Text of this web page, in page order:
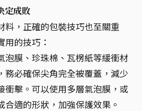
定成敗
料，正確的包裝技巧也至關重
用的技巧：
泡膜、珍珠棉、瓦楞紙等緩衝材
務必確保尖角完全被覆蓋，減少
衝擊。可以使用多層氣泡膜，或
合適的形狀，加強保護效果。